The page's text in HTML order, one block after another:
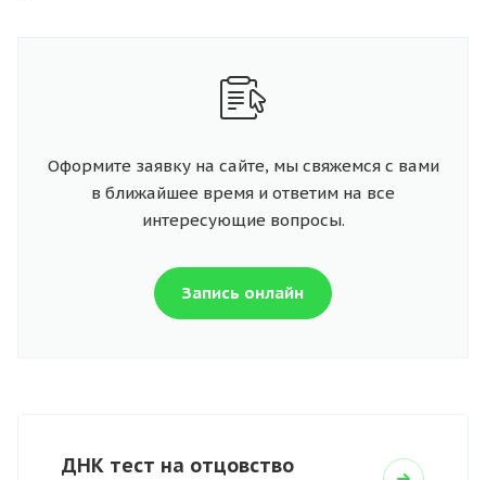
Оформите заявку на сайте, мы свяжемся с вами
в ближайшее время и ответим на все
интересующие вопросы.
Запись онлайн
ДНК тест на отцовство